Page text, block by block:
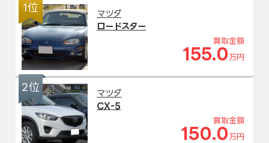
1位
マツダ
ロードスター
買取金額
155.0 万円
2位
マツダ
CX-5
買取金額
150.0 万円